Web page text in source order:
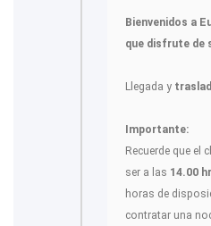
Bienvenidos a
que disfrute de
Llegada y
Importante:
Recuerde que el
ser a las 14.00
horas de
contratar una